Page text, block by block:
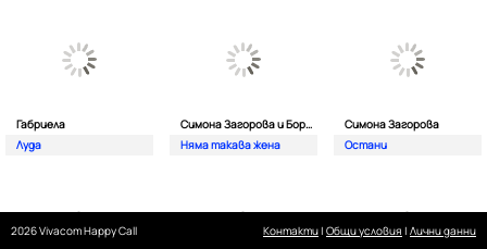
Габриела
Луда
Симона Загорова и Борис Солтарийски
Няма такава жена
Симона Загорова
Остани
2026 Vivacom Happy Call Контакти| Общи условия | Лични данни